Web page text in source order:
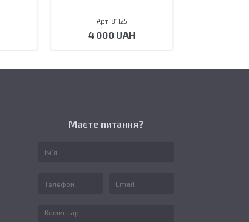
Арт: 81125
4 000 UAH
Маєте питання?